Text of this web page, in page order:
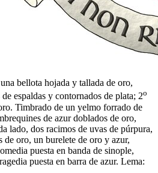
bellota hojada y tallada de oro,
espaldas y contornados de plata; 2o
Timbrado de un yelmo forrado de
de azur doblados de oro,
lado, dos racimos de uvas de púrpura,
de oro, un burelete de oro y azur,
puesta en banda de sinople,
puesta en barra de azur. Lema: